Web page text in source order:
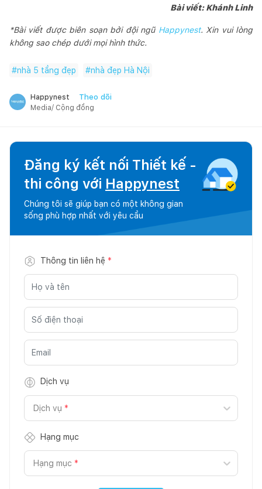
Bài viết: Khánh Linh
*Bài viết được biên soạn bởi đội ngũ Happynest. Xin vui lòng
không sao chép dưới mọi hình thức.
#nhà 5 tầng đẹp #nhà đẹp Hà Nội
Happynest Theo dõi
Media/ Cộng đồng
Đăng ký kết nối Thiết kế -
thi công với Happynest
Chúng tôi sẽ giúp bạn có một không gian
sống phù hợp nhất với yêu cầu
Thông tin liên hệ *
Dịch vụ
Dịch vụ *
Hạng mục
Hạng mục *